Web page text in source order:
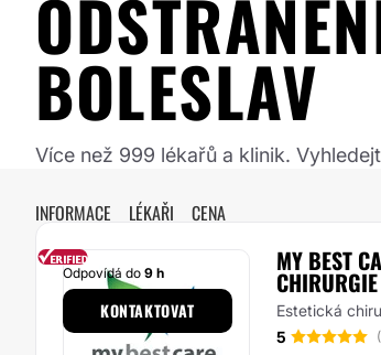
BOLESLAV
Více než 999 lékařů a klinik.
INFORMACE LÉKAŘI CENA
MY BEST
CHIRURGIE
Estetická
5
Odpovídá do 9 h
KONTAKTOVAT